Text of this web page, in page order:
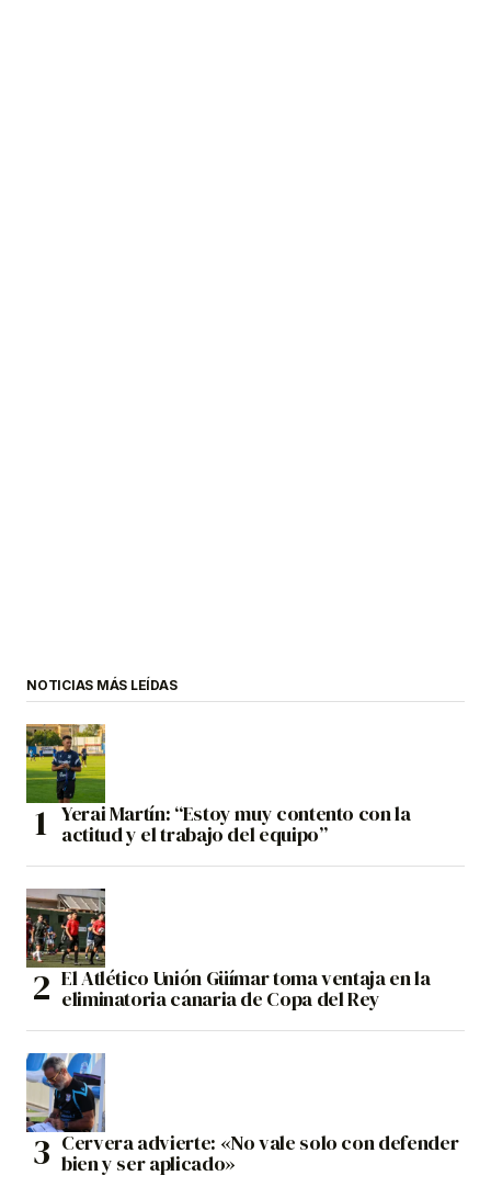
NOTICIAS MÁS LEÍDAS
Yerai Martín: “Estoy muy contento con la
actitud y el trabajo del equipo”
El Atlético Unión Güímar toma ventaja en la
eliminatoria canaria de Copa del Rey
Cervera advierte: «No vale solo con defender
bien y ser aplicado»